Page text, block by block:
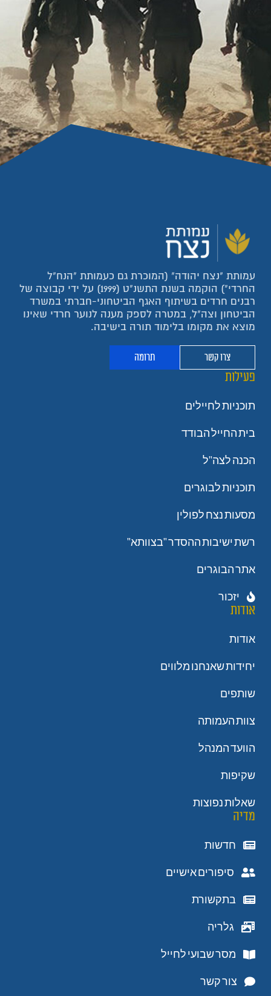
עמותת "נצח יהודה" (המוכרת גם כעמותת "הנח"ל
החרדי") הוקמה בשנת התשנ"ט (1999) על ידי קבוצה של
רבנים חרדים בשיתוף האגף הביטחוני-חברתי במשרד
הביטחון וצה"ל, במטרה לספק מענה לנוער חרדי שאינו
מוצא את מקומו בלימוד תורה בישיבה.
צרו קשר תרומה
פעילות
תוכניות לחיילים
בית החייל הבודד
הכנה לצה"ל
תוכניות לבוגרים
מסעות נצח לפולין
רשת ישיבות ההסדר "בצוותא"
אתר הבוגרים
יזכור
אודות
אודות
יחידות שאנחנו מלווים
שותפים
צוות העמותה
הוועד המנהל
שקיפות
שאלות נפוצות
מדיה
חדשות
סיפורים אישיים
בתקשורת
גלריה
מסר שבועי לחייל
צור קשר